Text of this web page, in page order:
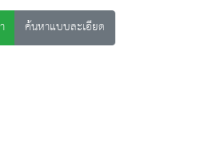
ค้นหาแบบละเอียด